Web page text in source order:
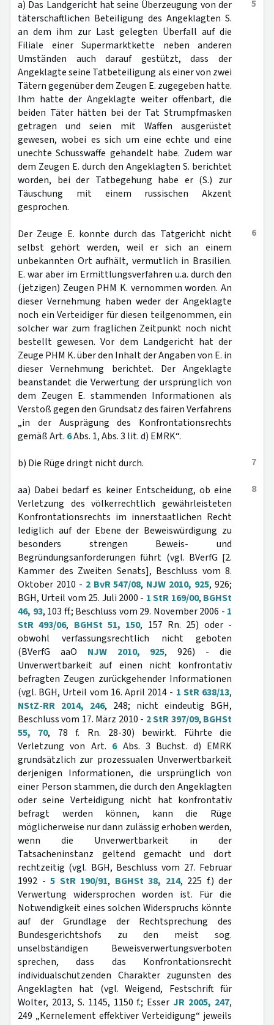
5
a) Das Landgericht hat seine Überzeugung von der
täterschaftlichen Beteiligung des Angeklagten S.
an dem ihm zur Last gelegten Überfall auf die
Filiale einer Supermarktkette neben anderen
Umständen auch darauf gestützt, dass der
Angeklagte seine Tatbeteiligung als einer von zwei
Tätern gegenüber dem Zeugen E. zugegeben hatte.
Ihm hatte der Angeklagte weiter offenbart, die
beiden Täter hätten bei der Tat Strumpfmasken
getragen und seien mit Waffen ausgerüstet
gewesen, wobei es sich um eine echte und eine
unechte Schusswaffe gehandelt habe. Zudem war
dem Zeugen E. durch den Angeklagten S. berichtet
worden, bei der Tatbegehung habe er (S.) zur
Täuschung mit einem russischen Akzent
gesprochen.
6
Der Zeuge E. konnte durch das Tatgericht nicht
selbst gehört werden, weil er sich an einem
unbekannten Ort aufhält, vermutlich in Brasilien.
E. war aber im Ermittlungsverfahren u.a. durch den
(jetzigen) Zeugen PHM K. vernommen worden. An
dieser Vernehmung haben weder der Angeklagte
noch ein Verteidiger für diesen teilgenommen, ein
solcher war zum fraglichen Zeitpunkt noch nicht
bestellt gewesen. Vor dem Landgericht hat der
Zeuge PHM K. über den Inhalt der Angaben von E. in
dieser Vernehmung berichtet. Der Angeklagte
beanstandet die Verwertung der ursprünglich von
dem Zeugen E. stammenden Informationen als
Verstoß gegen den Grundsatz des fairen Verfahrens
„in der Ausprägung des Konfrontationsrechts
gemäß Art. 6Abs. 1, Abs. 3 lit. d) EMRK“.
7
b) Die Rüge dringt nicht durch.
8
aa) Dabei bedarf es keiner Entscheidung, ob eine
Verletzung des völkerrechtlich gewährleisteten
Konfrontationsrechts im innerstaatlichen Recht
lediglich auf der Ebene der Beweiswürdigung zu
besonders strengen Beweis- und
Begründungsanforderungen führt (vgl. BVerfG [2.
Kammer des Zweiten Senats], Beschluss vom 8.
Oktober 2010 - 2 BvR 547/08, NJW 2010, 925, 926;
BGH, Urteil vom 25. Juli 2000 - 1 StR 169/00, BGHSt
46, 93, 103 ff.; Beschluss vom 29. November 2006 - 1
StR 493/06, BGHSt 51, 150, 157 Rn. 25) oder -
obwohl verfassungsrechtlich nicht geboten
(BVerfG aaO NJW 2010, 925, 926) - die
Unverwertbarkeit auf einen nicht konfrontativ
befragten Zeugen zurückgehender Informationen
(vgl. BGH, Urteil vom 16. April 2014 - 1 StR 638/13,
NStZ-RR 2014, 246, 248; nicht eindeutig BGH,
Beschluss vom 17. März 2010 - 2 StR 397/09, BGHSt
55, 70, 78 f. Rn. 28-30) bewirkt. Führte die
Verletzung von Art. 6Abs. 3 Buchst. d) EMRK
grundsätzlich zur prozessualen Unverwertbarkeit
derjenigen Informationen, die ursprünglich von
einer Person stammen, die durch den Angeklagten
oder seine Verteidigung nicht hat konfrontativ
befragt werden können, kann die Rüge
möglicherweise nur dann zulässig erhoben werden,
wenn die Unverwertbarkeit in der
Tatsacheninstanz geltend gemacht und dort
rechtzeitig (vgl. BGH, Beschluss vom 27. Februar
1992 - 5 StR 190/91, BGHSt 38, 214, 225 f.) der
Verwertung widersprochen worden ist. Für die
Notwendigkeit eines solchen Widerspruchs könnte
auf der Grundlage der Rechtsprechung des
Bundesgerichtshofs zu den meist sog.
unselbständigen Beweisverwertungsverboten
sprechen, dass das Konfrontationsrecht
individualschützenden Charakter zugunsten des
Angeklagten hat (vgl. Weigend, Festschrift für
Wolter, 2013, S. 1145, 1150 f.; Esser JR 2005, 247,
249 „Kernelement effektiver Verteidigung“ jeweils